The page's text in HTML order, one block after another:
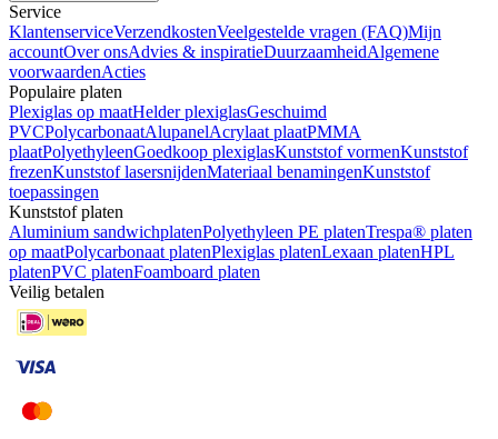
Service
KlantenserviceVerzendkostenVeelgestelde vragen (FAQ)Mijn
accountOver onsAdvies & inspiratieDuurzaamheidAlgemene
voorwaardenActies
Populaire platen
Plexiglas op maatHelder plexiglasGeschuimd
PVCPolycarbonaatAlupanelAcrylaat plaatPMMA
plaatPolyethyleenGoedkoop plexiglasKunststof vormenKunststof
frezenKunststof lasersnijdenMateriaal benamingenKunststof
toepassingen
Kunststof platen
Aluminium sandwichplatenPolyethyleen PE platenTrespa® platen
op maatPolycarbonaat platenPlexiglas platenLexaan platenHPL
platenPVC platenFoamboard platen
Veilig betalen